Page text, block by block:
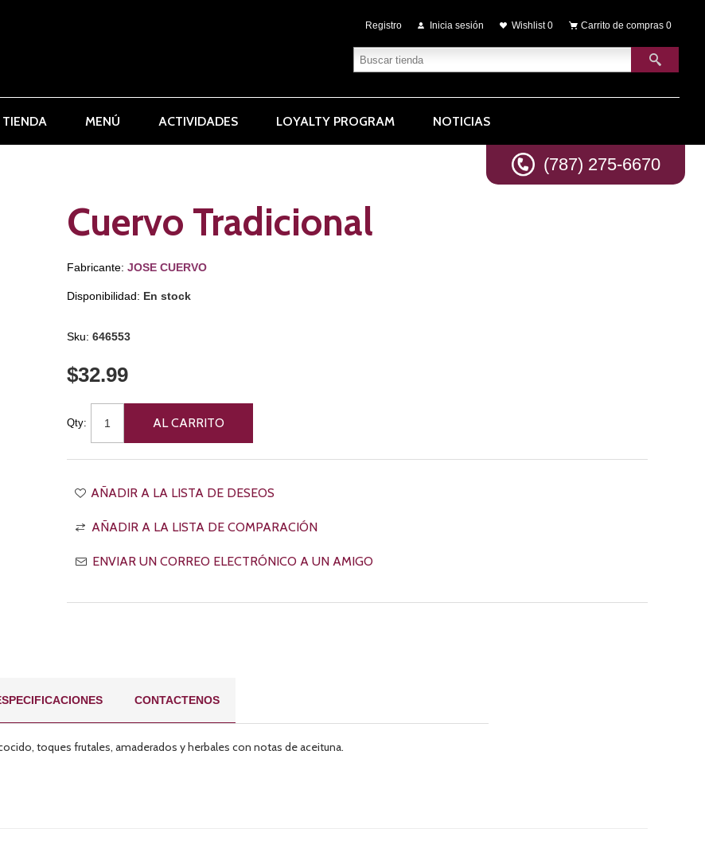
Registro Inicia sesión Wishlist 0 Carrito de compras 0
(787) 275-6670
TIENDA MENÚ ACTIVIDADES LOYALTY PROGRAM NOTICIAS
Cuervo Tradicional
Fabricante: JOSE CUERVO
Disponibilidad: En stock
Sku: 646553
$32.99
Qty:
CONTACTENOS
toques frutales, amaderados y herbales con notas de aceituna.